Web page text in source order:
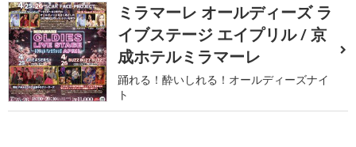
ミラマーレ オールディーズ ラ
イブステージ エイプリル / 京
成ホテルミラマーレ
踊れる！酔いしれる！オールディーズナイ
ト